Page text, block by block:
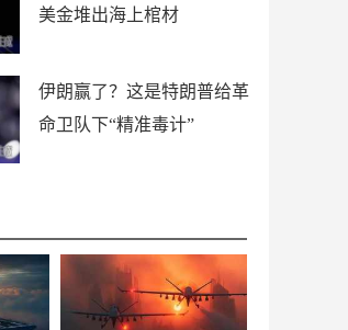
美金堆出海上棺材
伊朗赢了？这是特朗普给革
命卫队下“精准毒计”